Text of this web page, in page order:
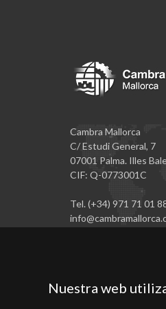
Cambra Mallorca
C/ Estudi General, 7
07001 Palma. Illes
CIF: Q-0773001C
Tel. (+34) 971 71 01
Nuestra web